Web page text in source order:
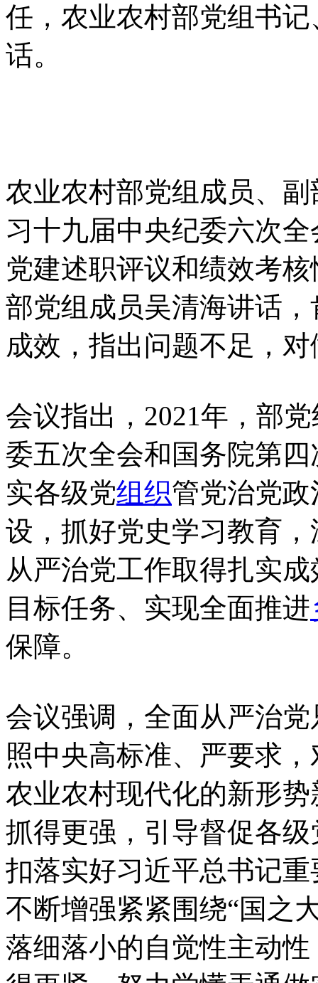
任，农业农村部党组书
话。
农业农村部党组成员、
习十九届中央纪委六次
党建述职评议和绩效考
部党组成员吴清海讲话
成效，指出问题不足，
会议指出，2021年，部
委五次全会和国务院第
实各级党组织管党治党
设，抓好党史学习教育
从严治党工作取得扎实
目标任务、实现全面推进
保障。
会议强调，全面从严治
照中央高标准、严要求
农业农村现代化的新形
抓得更强，引导督促各
扣落实好习近平总书记
不断增强紧紧围绕“国之
落细落小的自觉性主动